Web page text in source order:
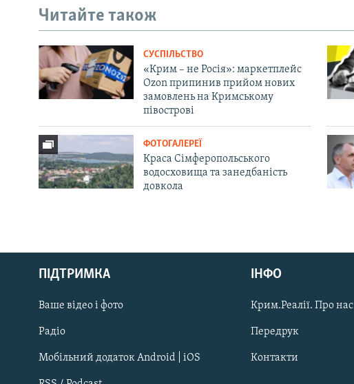
Русский
Qırımtatar
ДОЛУЧАЙСЯ!
Читайте також
СУСПІЛЬСТВО
«Крим – не Росія»: маркетплейс
Ozon припинив прийом нових
замовлень на Кримському
півострові
ФОТОГАЛЕРЕЇ
Краса Сімферопольського
водосховища та занедбаність
довкола
ПІДТРИМКА
Ваше відео і фото
Радіо
Мобільний додаток Android | iOS
ІНФО
Крим.Реалії. Про нас
Передрук
Контакти